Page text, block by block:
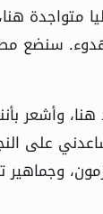
متواجدة
سنضع
وأشعر
على
وجماهير